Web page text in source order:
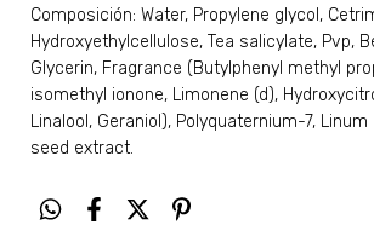
Composición: Water, Propylene glycol,
Hydroxyethylcellulose, Tea salicylate, Pvp,
Glycerin, Fragrance (Butylphenyl methyl
isomethyl ionone, Limonene (d),
Linalool, Geraniol), Polyquaternium-7,
seed extract.